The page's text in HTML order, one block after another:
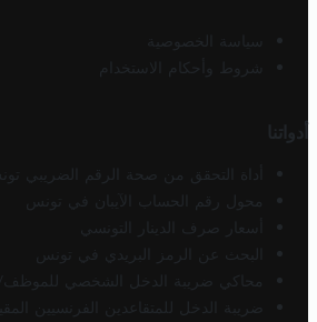
سياسة الخصوصية
شروط وأحكام الاستخدام
أدواتنا
أداة التحقق من صحة الرقم الضريبي
محول رقم الحساب الآيبان في تونس
أسعار صرف الدينار التونسي
البحث عن الرمز البريدي في تونس
محاكي ضريبة الدخل الشخصي للموظف/
ضريبة الدخل للمتقاعدين الفرنسيين